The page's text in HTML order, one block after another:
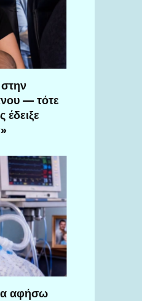
— τότε
έδειξε
αφήσω